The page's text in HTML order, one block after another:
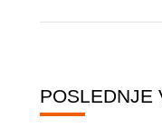
POSLEDNJE